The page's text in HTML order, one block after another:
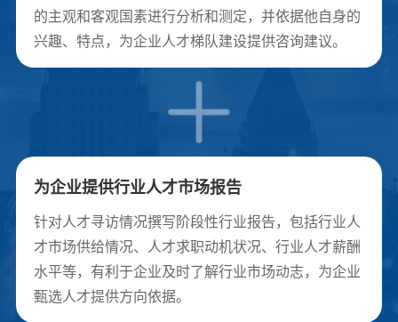
的主观和客观国素进行分析和测定，并依据他自身的
兴趣、特点，为企业人才梯队建设提供咨询建议。
为企业提供行业人才市场报告
针对人才寻访情况撰写阶段性行业报告，包括行业人
才市场供给情况、人才求职动机状况、行业人才薪酬
水平等，有利于企业及时了解行业市场动志，为企业
甄选人才提供方向依据。